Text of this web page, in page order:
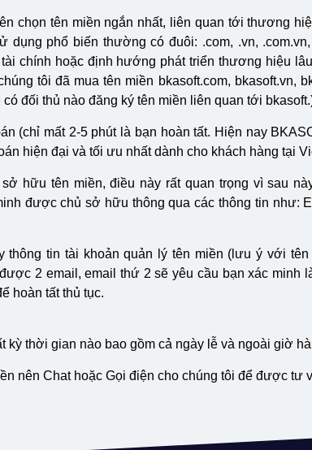
chọn tên miền ngắn nhất, liên quan tới thương
dụng phổ biến thường có đuôi: .com, .vn, .com.vn,
chính hoặc định hướng phát triển thương hiệu
tôi đã mua tên miền bkasoft.com, bkasoft.vn,
đối thủ nào đăng ký tên miền liên quan tới
(chỉ mất 2-5 phút là bạn hoàn tất. Hiện nay
hiện đại và tối ưu nhất dành cho khách hàng tại
hữu tên miền, điều này rất quan trọng vì sau
được chủ sở hữu thông qua các thông tin như:
thông tin tài khoản quản lý tên miền (lưu ý với tên
2 email, email thứ 2 sẽ yêu cầu bạn xác minh
hoàn tất thủ tục.
kỳ thời gian nào bao gồm cả ngày lễ và ngoài giờ
nên Chat hoặc Gọi điện cho chúng tôi để được tư